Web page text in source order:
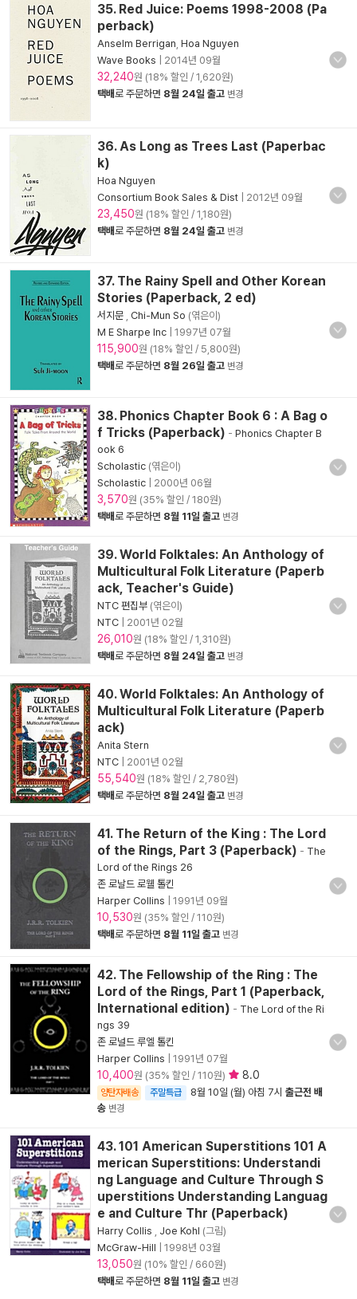
35. Red Juice: Poems 1998-2008 (Pa
perback)
Anselm Berrigan Hoa Nguyen
Wave Books
2014년 09월
32,240원 (18% 할인 / 1,620원)
택배로 주문하면 8월 24일 출고 변경
36. As Long as Trees Last (Paperbac
k)
Hoa Nguyen
Consortium Book Sales & Dist
2012년 09월
23,450원 (18% 할인 / 1,180원)
택배로 주문하면 8월 24일 출고 변경
37. The Rainy Spell and Other Korean
Stories (Paperback, 2 ed)
서지문 Chi-Mun So (엮은이)
M E Sharpe Inc
1997년 07월
115,900원 (18% 할인 / 5,800원)
택배로 주문하면 8월 26일 출고 변경
38. Phonics Chapter Book 6 : A Bag o
f Tricks (Paperback) - Phonics Chapter B
ook 6
Scholastic (엮은이)
Scholastic
2000년 06월
3,570원 (35% 할인 / 180원)
택배로 주문하면 8월 11일 출고 변경
39. World Folktales: An Anthology of
Multicultural Folk Literature (Paperb
ack, Teacher's Guide)
NTC 편집부 (엮은이)
NTC
2001년 02월
26,010원 (18% 할인 / 1,310원)
택배로 주문하면 8월 24일 출고 변경
40. World Folktales: An Anthology of
Multicultural Folk Literature (Paperb
ack)
Anita Stern
NTC
2001년 02월
55,540원 (18% 할인 / 2,780원)
택배로 주문하면 8월 24일 출고 변경
41. The Return of the King : The Lord
of the Rings, Part 3 (Paperback) - The
Lord of the Rings 26
존 로날드 로웰 톨킨
Harper Collins
1991년 09월
10,530원 (35% 할인 / 110원)
택배로 주문하면 8월 11일 출고 변경
42. The Fellowship of the Ring : The
Lord of the Rings, Part 1 (Paperback,
International edition) - The Lord of the Ri
ngs 39
존 로널드 루엘 톨킨
Harper Collins
1991년 07월
10,400원 (35% 할인 / 110원) 8.0
양탄자배송 주말특급 8월 10일 (월) 아침 7시 출근전 배
송 변경
43. 101 American Superstitions 101 A
merican Superstitions: Understandi
ng Language and Culture Through S
uperstitions Understanding Languag
e and Culture Thr (Paperback)
Harry Collis Joe Kohl (그림)
McGraw-Hill
1998년 03월
13,050원 (10% 할인 / 660원)
택배로 주문하면 8월 11일 출고 변경